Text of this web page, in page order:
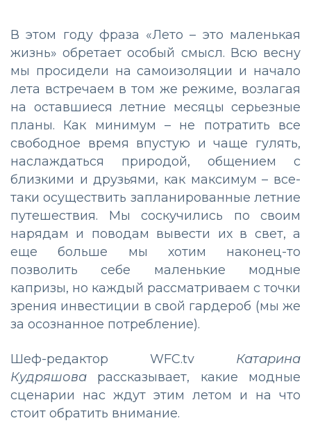
В этом году фраза «Лето – это маленькая
жизнь» обретает особый смысл. Всю весну
мы просидели на самоизоляции и начало
лета встречаем в том же режиме, возлагая
на оставшиеся летние месяцы серьезные
планы. Как минимум – не потратить все
свободное время впустую и чаще гулять,
наслаждаться природой, общением с
близкими и друзьями, как максимум – все-
таки осуществить запланированные летние
путешествия. Мы соскучились по своим
нарядам и поводам вывести их в свет, а
еще больше мы хотим наконец-то
позволить себе маленькие модные
капризы, но каждый рассматриваем с точки
зрения инвестиции в свой гардероб (мы же
за осознанное потребление).
Шеф-редактор WFC.tv Катарина
Кудряшова рассказывает, какие модные
сценарии нас ждут этим летом и на что
стоит обратить внимание.